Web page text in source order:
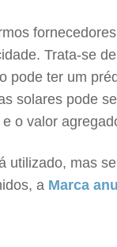
Trata-se
ter um
solares pode
o valor
mas
a Marca